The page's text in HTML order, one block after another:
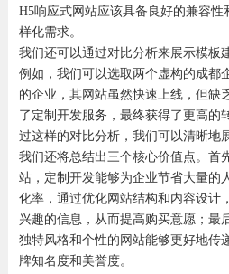
H5响应式网站应该具备良好的兼容性
样化需求。
我们还可以通过对比分析来展示模板
例如，我们可以选取两个虚构的成都
的企业，其网站虽然快速上线，但缺
了定制开发服务，最终获得了更高的
过这样的对比分析，我们可以清晰地
我们还将总结出三个核心价值点。首
站，定制开发能够为企业节省大量的
化率，通过优化网站结构和内容设计
兴趣的信息，从而提高购买意愿；最
独特风格和个性的网站能够更好地传
牌知名度和美誉度。